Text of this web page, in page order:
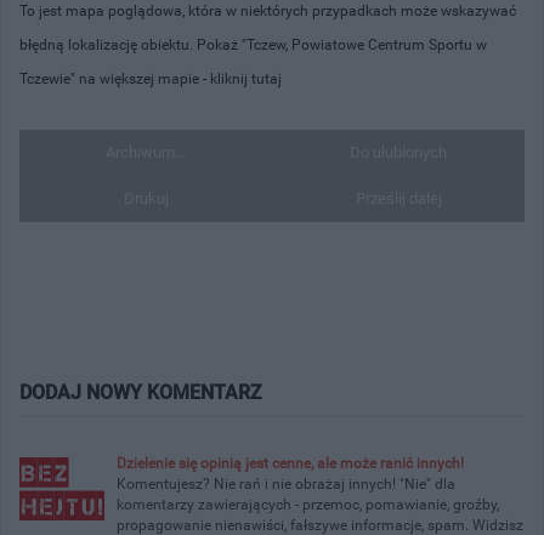
To jest mapa poglądowa, która w niektórych przypadkach może wskazywać
błędną lokalizację obiektu. Pokaż "Tczew, Powiatowe Centrum Sportu w
Tczewie" na większej mapie - kliknij tutaj
DODAJ NOWY KOMENTARZ
Dzielenie się opinią jest cenne, ale może ranić innych!
Komentujesz? Nie rań i nie obrażaj innych! "Nie" dla
komentarzy zawierających - przemoc, pomawianie, groźby,
propagowanie nienawiści, fałszywe informacje, spam. Widzisz